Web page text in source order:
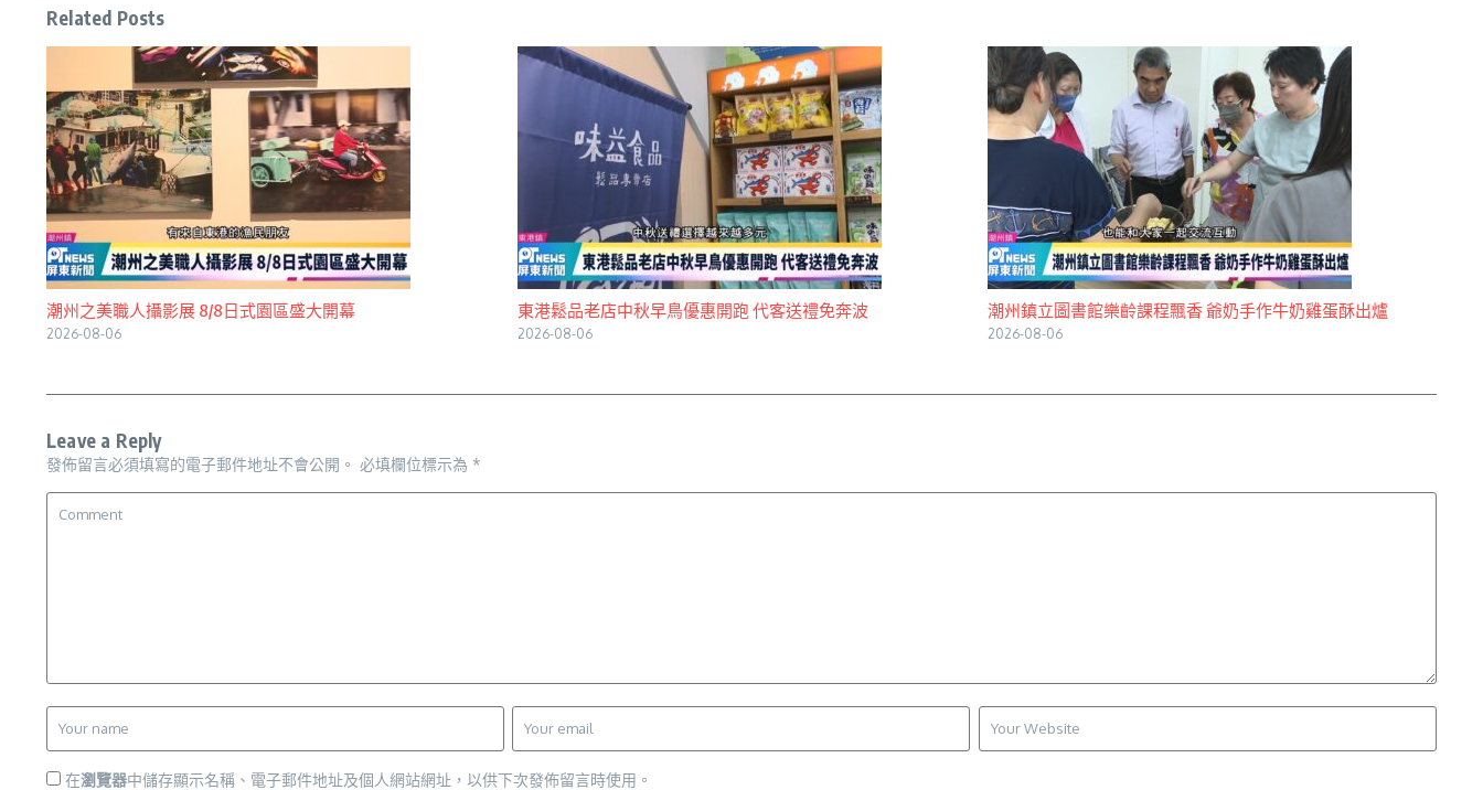
Related Posts
潮州之美職人攝影展 8/8日式園區盛大開幕
2026-08-06
東港鬆品老店中秋早鳥優惠開跑 代客送禮免奔波
2026-08-06
潮州鎮立圖書館樂齡課程飄香 爺奶手作牛奶雞蛋酥出爐
2026-08-06
Leave a Reply
發佈留言必須填寫的電子郵件地址不會公開。 必填欄位標示為 *
在瀏覽器中儲存顯示名稱、電子郵件地址及個人網站網址，以供下次發佈留言時使用。